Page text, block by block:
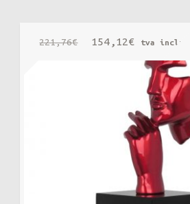
221,76€
Le
221,76€.
154,12€ Le
prix
actuel
est :
154,12€.
tva incluse